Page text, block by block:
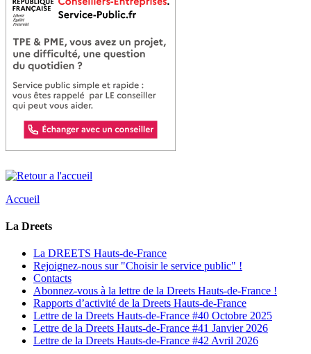
Accueil
La Dreets
La DREETS Hauts-de-France
Rejoignez-nous sur "Choisir le service public" !
Contacts
Abonnez-vous à la lettre de la Dreets Hauts-de-France !
Rapports d’activité de la Dreets Hauts-de-France
Lettre de la Dreets Hauts-de-France #40 Octobre 2025
Lettre de la Dreets Hauts-de-France #41 Janvier 2026
Lettre de la Dreets Hauts-de-France #42 Avril 2026